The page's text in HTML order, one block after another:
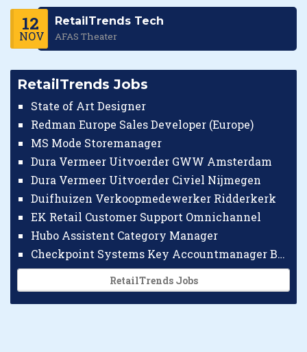
12
NOV
RetailTrends Tech
AFAS Theater
RetailTrends Jobs
State of Art Designer
Redman Europe Sales Developer (Europe)
MS Mode Storemanager
Dura Vermeer Uitvoerder GWW Amsterdam
Dura Vermeer Uitvoerder Civiel Nijmegen
Duifhuizen Verkoopmedewerker Ridderkerk
EK Retail Customer Support Omnichannel
Hubo Assistent Category Manager
Checkpoint Systems Key Accountmanager Benelux
RetailTrends Jobs